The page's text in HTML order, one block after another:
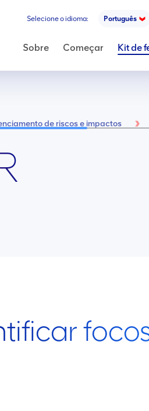
Selecione o idioma: Português
Sobre Começar Kit de
de riscos e impactos